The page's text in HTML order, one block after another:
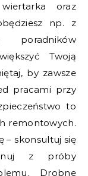
oraz
np. z
poradników
Twoją
by zawsze
pracami przy
to
remontowych.
– skonsultuj się
z próby
Drobne